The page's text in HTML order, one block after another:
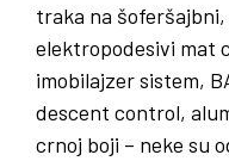
traka na
elektropodesivi mat
imobilajzer sistem,
descent control,
crnoj boji – neke su